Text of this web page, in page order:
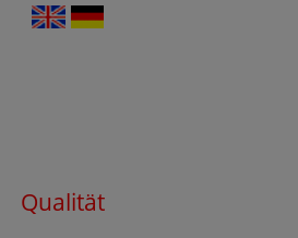
Qualität